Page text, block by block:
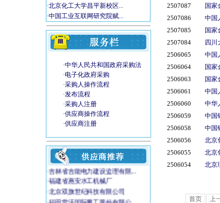
·北京化工大学昌平新校区...
·中国工业互联网研究院赋...
·中华人民共和国政府采购法
·电子化政府采购
·采购人操作流程
·发布流程
·采购人注册
·供应商操作流程
·供应商注册
吉林省吉能电力建设监理有限...
福建省惠安水工机械厂
北京双旗世纪科技有限公司
福田雷沃国际重工股份有限公...
2507087
国家
2507086
中国
2507085
国家
2507084
四川
2506065
中国
2506064
国家
2506063
国家
2506061
中国
2506060
中华
2506059
中国
2506058
中国
2506056
北京
2506055
北京
2506054
北京
首页 上